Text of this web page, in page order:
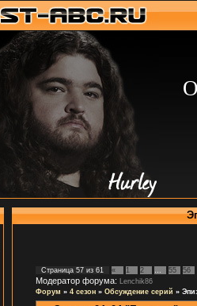
Страница 57 из 61 « 1 2 55 56
Модератор форума:
Lenchik86
Форум » 4 сезон » Обсуждение серий »